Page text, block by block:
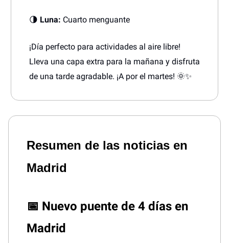
🌗 Luna: Cuarto menguante
¡Día perfecto para actividades al aire libre!
Lleva una capa extra para la mañana y disfruta
de una tarde agradable. ¡A por el martes! 🌞✨
Resumen de las noticias en
Madrid
📅 Nuevo puente de 4 días en
Madrid